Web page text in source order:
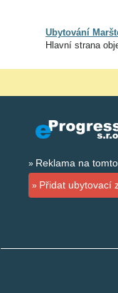
Ubytování
Hlavní strana
Reklama na
Přidat ubytovací